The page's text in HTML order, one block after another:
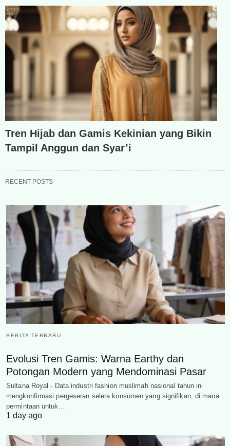
Tren Hijab dan Gamis Kekinian yang Bikin
Tampil Anggun dan Syar’i
RECENT POSTS
BERITA TERBARU
Evolusi Tren Gamis: Warna Earthy dan
Potongan Modern yang Mendominasi Pasar
Sultana Royal - Data industri fashion muslimah nasional tahun ini
mengkonfirmasi pergeseran selera konsumen yang signifikan, di mana
permintaan untuk…
1 day ago